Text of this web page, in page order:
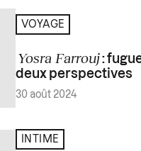
VOYAGE
Yosra Farrouj:
deux perspectives
30 août 2024
INTIME